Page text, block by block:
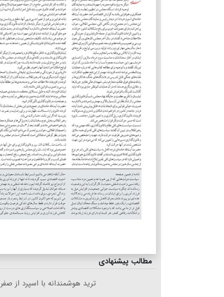
مطالب پیشنهادی
ترید هوشمندانه با اسپرد از صفر